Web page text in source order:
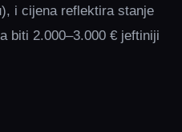
i cijena reflektira stanje
biti 2.000–3.000 € jeftiniji